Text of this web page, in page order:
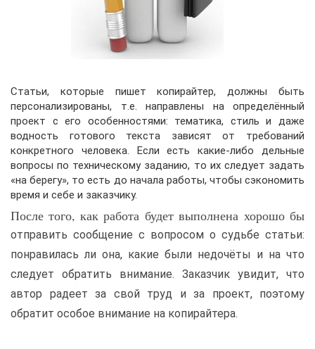
Статьи, которые пишет копирайтер, должны быть
персонализированы, т.е. направлены на определённый
проект с его особенностями: тематика, стиль и даже
водность готового текста зависят от требований
конкретного человека. Если есть какие-либо дельные
вопросы по техническому заданию, то их следует задать
«на берегу», то есть до начала работы, чтобы сэкономить
время и себе и заказчику.
После того, как работа будет выполнена хорошо бы
отправить сообщение с вопросом о судьбе статьи:
понравилась ли она, какие были недочёты и на что
следует обратить внимание. Заказчик увидит, что
автор радеет за свой труд и за проект, поэтому
обратит особое внимание на копирайтера.